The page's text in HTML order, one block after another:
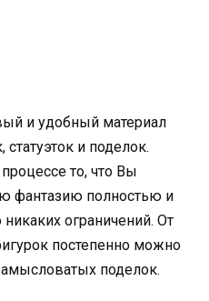
и удобный материал
и поделок.
то, что Вы
фантазию полностью и
ограничений. От
постепенно можно
поделок.